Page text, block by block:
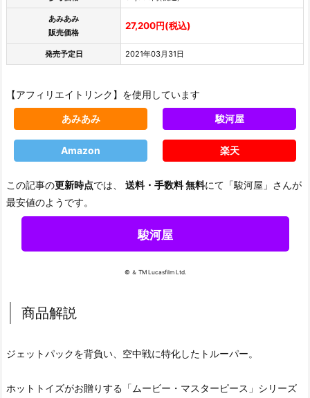
あみあみ
販売価格
27,200円(税込)
発売予定日 2021年03月31日
【アフィリエイトリンク】を使用しています
あみあみ 駿河屋
Amazon 楽天
この記事の更新時点では、 送料・手数料 無料にて「駿河屋」さんが
最安値のようです。
駿河屋
© ＆ TM Lucasfilm Ltd.
商品解説
ジェットパックを背負い、空中戦に特化したトルーパー。
ホットトイズがお贈りする「ムービー・マスターピース」シリーズ